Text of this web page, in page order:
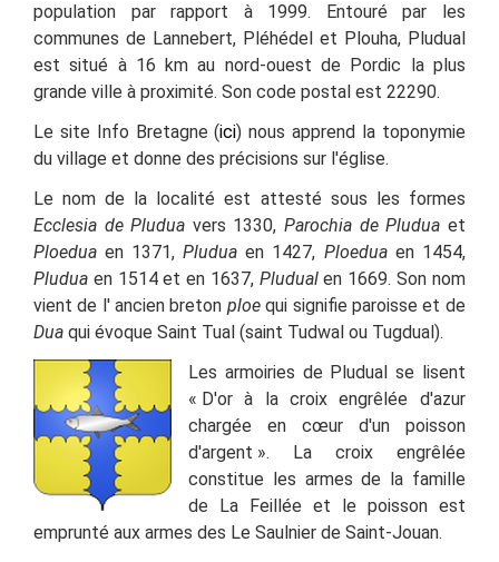
population par rapport à 1999. Entouré par les
communes de Lannebert, Pléhédel et Plouha, Pludual
est situé à 16 km au nord-ouest de Pordic la plus
grande ville à proximité. Son code postal est 22290.
Le site Info Bretagne (ici) nous apprend la toponymie
du village et donne des précisions sur l'église.
Le nom de la localité est attesté sous les formes
Ecclesia de Pludua vers 1330, Parochia de Pludua et
Ploedua en 1371,Pludua en 1427, Ploeduaen 1454,
Pludua en 1514 et en 1637, Pludualen 1669. Son nom
vient de l' ancien breton ploequi signifie paroisse et de
Dua qui évoque Saint Tual (saint Tudwal ou Tugdual).
Les armoiries de Pludual se lisent
« D'or à la croix engrêlée d'azur
chargée en cœur d'un poisson
d'argent ». La croix engrêlée
constitue les armes de la famille
de La Feillée et le poisson est
emprunté aux armes des Le Saulnier de Saint-Jouan.